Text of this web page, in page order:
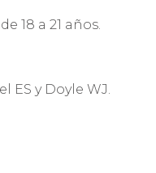
18 a 21 años.
ES y Doyle WJ.